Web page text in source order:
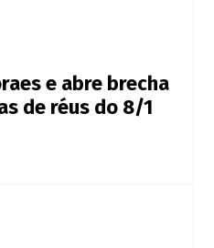
e abre brecha
de réus do 8/1